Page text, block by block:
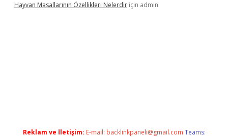
Hayvan Masallarının Özellikleri Nelerdir için admin
Reklam ve İletişim: E-mail: backlinkpaneli@gmail.com Teams: